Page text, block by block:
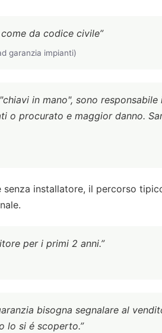
da codice civile”
garanzia impianti)
in mano", sono
o procurato e maggior danno.
installatore, il percorso
per i primi 2 anni.”
bisogna segnalare al
lo si é scoperto.”